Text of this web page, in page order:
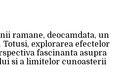
ramane, deocamdata, un
explorarea efectelor
fascinanta asupra
si a limitelor cunoasterii